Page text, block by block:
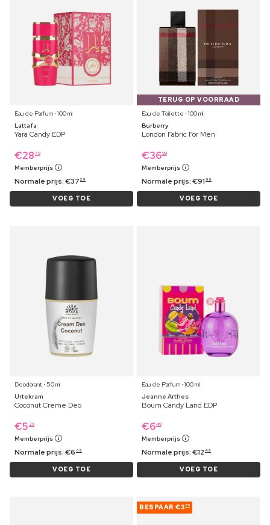
Eau de Parfum ⋅ 100 ml
Lattafa
Yara Candy EDP
€28 79
Memberprijs
Normale prijs:€37 29
VOEG TOE
TERUG OP VOORRAAD
Eau de Toilette ⋅ 100 ml
Burberry
London Fabric For Men
€3699
Memberprijs
Normale prijs:€91 99
VOEG TOE
Deodorant ⋅ 50 ml
Urtekram
Coconut Crème Deo
€5 29
Memberprijs
Normale prijs:€6 69
VOEG TOE
Eau de Parfum ⋅ 100 ml
Jeanne Arthes
Boum Candy Land EDP
€649
Memberprijs
Normale prijs:€12 49
VOEG TOE
BESPAAR €3 80